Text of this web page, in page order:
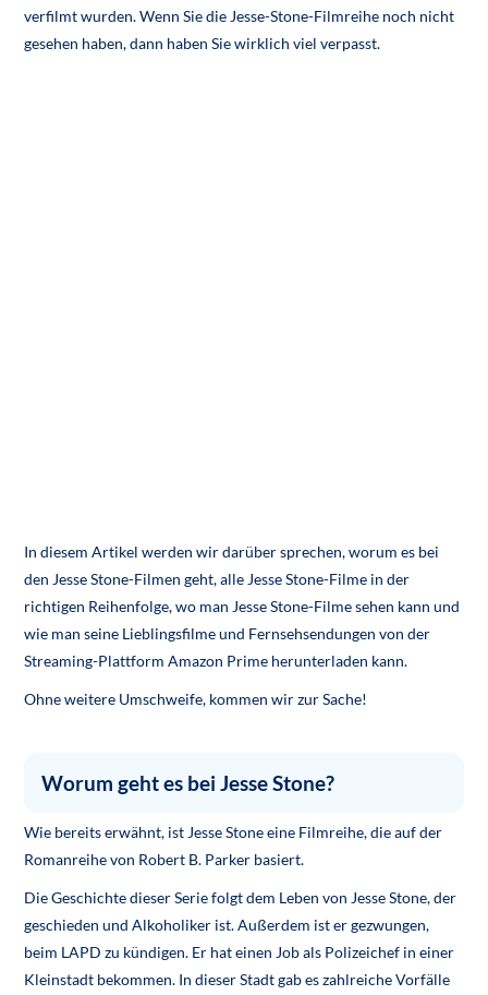
verfilmt wurden. Wenn Sie die Jesse-Stone-Filmreihe noch nicht
gesehen haben, dann haben Sie wirklich viel verpasst.
In diesem Artikel werden wir darüber sprechen, worum es bei
den Jesse Stone-Filmen geht, alle Jesse Stone-Filme in der
richtigen Reihenfolge, wo man Jesse Stone-Filme sehen kann und
wie man seine Lieblingsfilme und Fernsehsendungen von der
Streaming-Plattform Amazon Prime herunterladen kann.
Ohne weitere Umschweife, kommen wir zur Sache!
Worum geht es bei Jesse Stone?
Wie bereits erwähnt, ist Jesse Stone eine Filmreihe, die auf der
Romanreihe von Robert B. Parker basiert.
Die Geschichte dieser Serie folgt dem Leben von Jesse Stone, der
geschieden und Alkoholiker ist. Außerdem ist er gezwungen,
beim LAPD zu kündigen. Er hat einen Job als Polizeichef in einer
Kleinstadt bekommen. In dieser Stadt gab es zahlreiche Vorfälle